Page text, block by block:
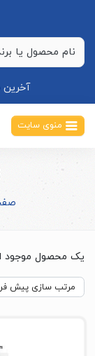
آخرین
منوی سایت
یک محصول